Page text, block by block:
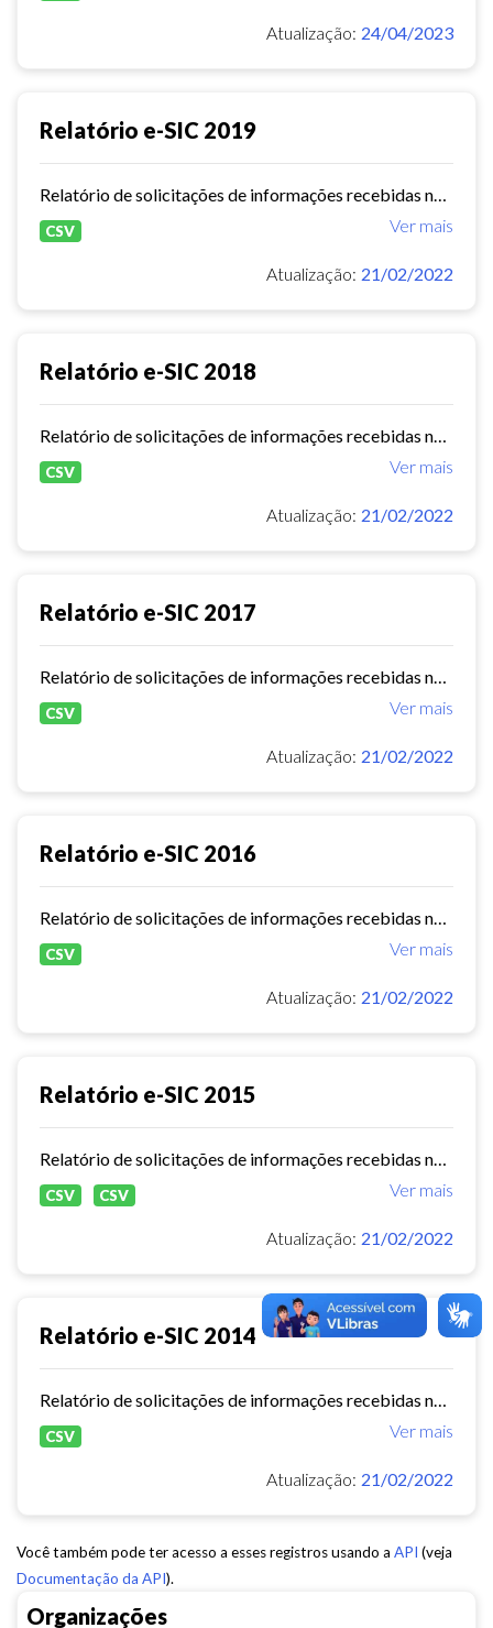
Organizações
Atualização: 24/04/2023
Relatório e-SIC 2019
Ver mais
CSV
Atualização: 21/02/2022
Relatório e-SIC 2018
Ver mais
CSV
Atualização: 21/02/2022
Relatório e-SIC 2017
Ver mais
CSV
Atualização: 21/02/2022
Relatório e-SIC 2016
Ver mais
CSV
Atualização: 21/02/2022
Relatório e-SIC 2015
Ver mais
CSV CSV
Atualização: 21/02/2022
Relatório e-SIC 2014
Ver mais
CSV
Atualização: 21/02/2022
Você também pode ter acesso a esses registros usando a API (veja
Documentação da API).